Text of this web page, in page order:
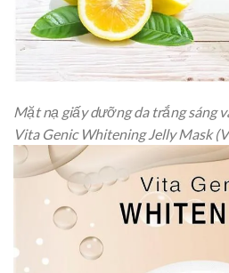
Mặt nạ giấy dưỡng da trắng sáng
Vita Genic Whitening Jelly Mask